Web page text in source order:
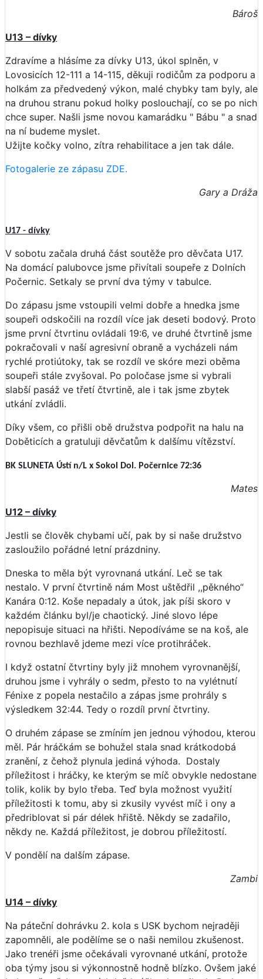
Bároš
U13 – dívky
Zdravíme a hlásíme za dívky U13, úkol splněn, v
Lovosicích 12-111 a 14-115, děkuji rodičům za podporu a
holkám za předvedený výkon, malé chybky tam byly, ale
na druhou stranu pokud holky poslouchají, co se po nich
chce super. Našli jsme novou kamarádku " Bábu " a snad
na ní budeme myslet.
Užijte kočky volno, zítra rehabilitace a jen tak dále.
Fotogalerie ze zápasu ZDE.
Gary a Dráža
U17 - dívky
V sobotu začala druhá část soutěže pro děvčata U17.
Na domácí palubovce jsme přivítali soupeře z Dolních
Počernic. Setkaly se první dva týmy v tabulce.
Do zápasu jsme vstoupili velmi dobře a hnedka jsme
soupeři odskočili na rozdíl více jak deseti bodový. Proto
jsme první čtvrtinu ovládali 19:6, ve druhé čtvrtině jsme
pokračovali v naší agresivní obraně a vycházeli nám
rychlé protiútoky, tak se rozdíl ve skóre mezi oběma
soupeři stále zvyšoval. Po poločase jsme si vybrali
slabší pasáž ve třetí čtvrtině, ale i tak jsme zbytek
utkání zvládli.
Díky všem, co přišli obě družstva podpořit na halu na
Doběticích a gratuluji děvčatům k dalšímu vítězství.
BK SLUNETA Ústí n/L x Sokol Dol. Počernice 72:36
Mates
U12 – dívky
Jestli se člověk chybami učí, pak by si naše družstvo
zasloužilo pořádné letní prázdniny.
Dneska to měla být vyrovnaná utkání. Leč se tak
nestalo. V první čtvrtině nám Most uštědřil ,,pěkného“
Kanára 0:12. Koše nepadaly a útok, jak píši skoro v
každém článku byl/je chaotický. Jiné slovo lépe
nepopisuje situaci na hřišti. Nepodíváme se na koš, ale
rovnou bezhlavě jdeme mezi více protihráček.
I když ostatní čtvrtiny byly již mnohem vyrovnanější,
druhou jsme i vyhrály o sedm, přesto to na vylétnutí
Fénixe z popela nestačilo a zápas jsme prohrály s
výsledkem 32:44. Tedy o rozdíl první čtvrtiny.
O druhém zápase se zmíním jen jednou výhodou, kterou
měl. Pár hráčkám se bohužel stala snad krátkodobá
zranění, z čehož plynula jediná výhoda. Dostaly
příležitost i hráčky, ke kterým se míč obvykle nedostane
tolik, kolik by bylo třeba. Teď byla možnost využití
příležitosti k tomu, aby si zkusily vyvést míč i ony a
předriblovat si pár délek hřiště. Někdy se zadařilo,
někdy ne. Každá příležitost, je dobrou příležitostí.
V pondělí na dalším zápase.
Zambi
U14 – dívky
Na páteční dohrávku 2. kola s USK bychom nejraději
zapomněli, ale podělíme se o naši nemilou zkušenost.
Jako trenéři jsme očekávali vyrovnané utkání, protože
oba týmy jsou si výkonnostně hodně blízko. Ovšem jaké